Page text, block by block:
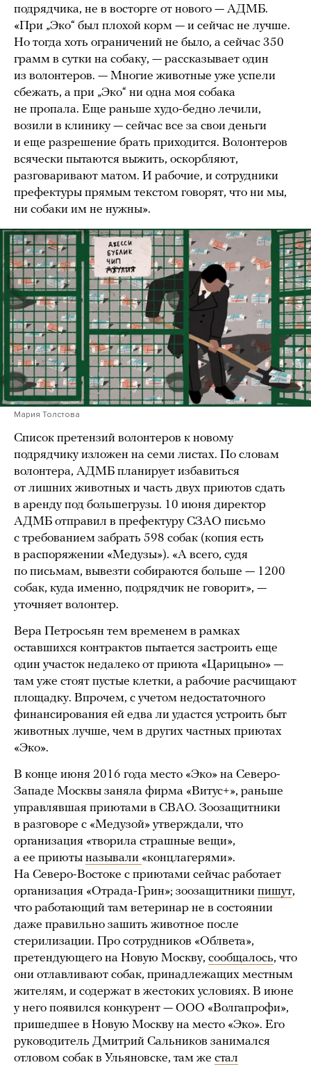
подрядчика, не в восторге от нового — АДМБ.
«При „Эко“ был плохой корм — и сейчас не лучше.
Но тогда хоть ограничений не было, а сейчас 350
грамм в сутки на собаку, — рассказывает один
из волонтеров. — Многие животные уже успели
сбежать, а при „Эко“ ни одна моя собака
не пропала. Еще раньше худо-бедно лечили,
возили в клинику — сейчас все за свои деньги
и еще разрешение брать приходится. Волонтеров
всячески пытаются выжить, оскорбляют,
разговаривают матом. И рабочие, и сотрудники
префектуры прямым текстом говорят, что ни мы,
ни собаки им не нужны».
Мария Толстова
Список претензий волонтеров к новому
подрядчику изложен на семи листах. По словам
волонтера, АДМБ планирует избавиться
от лишних животных и часть двух приютов сдать
в аренду под большегрузы. 10 июня директор
АДМБ отправил в префектуру СЗАО письмо
с требованием забрать 598 собак (копия есть
в распоряжении «Медузы»). «А всего, судя
по письмам, вывезти собираются больше — 1200
собак, куда именно, подрядчик не говорит», —
уточняет волонтер.
Вера Петросьян тем временем в рамках
оставшихся контрактов пытается застроить еще
один участок недалеко от приюта «Царицыно» —
там уже стоят пустые клетки, а рабочие расчищают
площадку. Впрочем, с учетом недостаточного
финансирования ей едва ли удастся устроить быт
животных лучше, чем в других частных приютах
«Эко».
В конце июня 2016 года место «Эко» на Северо-
Западе Москвы заняла фирма «Витус+», раньше
управлявшая приютами в СВАО. Зоозащитники
в разговоре с «Медузой» утверждали, что
организация «творила страшные вещи»,
а ее приюты называли «концлагерями».
На Северо-Востоке с приютами сейчас работает
организация «Отрада-Грин»; зоозащитники пишут,
что работающий там ветеринар не в состоянии
даже правильно зашить животное после
стерилизации. Про сотрудников «Облвета»,
претендующего на Новую Москву, сообщалось, что
они отлавливают собак, принадлежащих местным
жителям, и содержат в жестоких условиях. В июне
у него появился конкурент — ООО «Волгапрофи»,
пришедшее в Новую Москву на место «Эко». Его
руководитель Дмитрий Сальников занимался
отловом собак в Ульяновске, там же стал